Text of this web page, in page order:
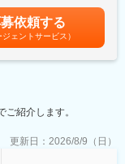
企画運営
の立会いあり）
品関連情報の提供
を用いて治療する
カテーテル治療）」
て上下する可能性が
記です。
依頼する
ジェントサービス）
紹介します。
更新日： 2026/8/9（日）